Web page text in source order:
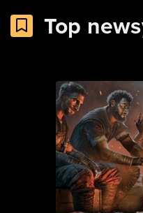
Top